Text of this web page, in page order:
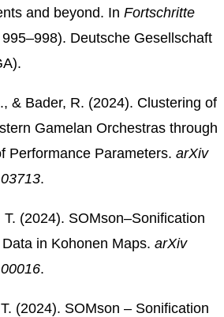
and beyond. In Fortschritte
Deutsche Gesellschaft
& Bader, R. (2024). Clustering of
Gamelan Orchestras through
Performance Parameters. arXiv
.
(2024). SOMson–Sonification
in Kohonen Maps. arXiv
.
(2024). SOMson – Sonification